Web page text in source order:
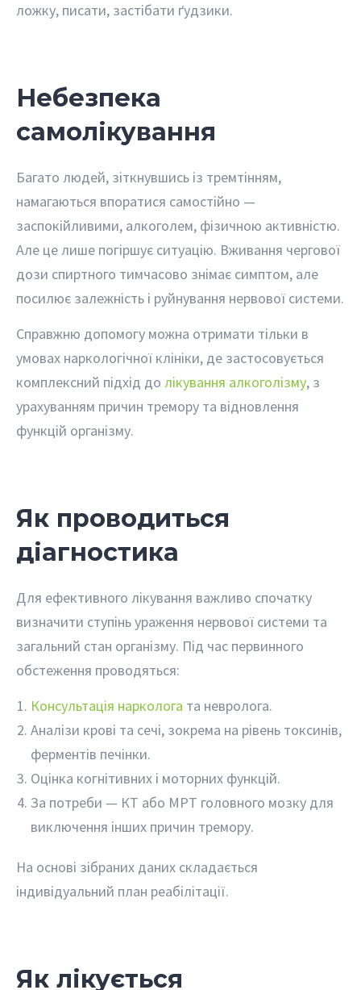
ложку, писати, застібати ґудзики.
Небезпека
самолікування
Багато людей, зіткнувшись із тремтінням,
намагаються впоратися самостійно —
заспокійливими, алкоголем, фізичною активністю.
Але це лише погіршує ситуацію. Вживання чергової
дози спиртного тимчасово знімає симптом, але
посилює залежність і руйнування нервової системи.
Справжню допомогу можна отримати тільки в
умовах наркологічної клініки, де застосовується
комплексний підхід до лікування алкоголізму, з
урахуванням причин тремору та відновлення
функцій організму.
Як проводиться
діагностика
Для ефективного лікування важливо спочатку
визначити ступінь ураження нервової системи та
загальний стан організму. Під час первинного
обстеження проводяться:
Консультація нарколога та невролога.
Аналізи крові та сечі, зокрема на рівень токсинів,
ферментів печінки.
Оцінка когнітивних і моторних функцій.
За потреби — КТ або МРТ головного мозку для
виключення інших причин тремору.
На основі зібраних даних складається
індивідуальний план реабілітації.
Як лікується